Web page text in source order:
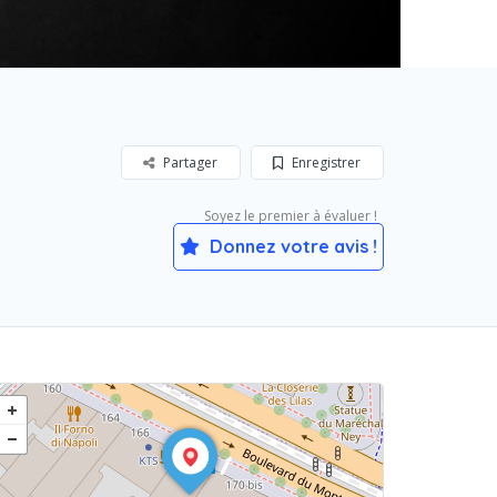
Enregistrer
Partager
Soyez le premier à évaluer !
Donnez votre avis !